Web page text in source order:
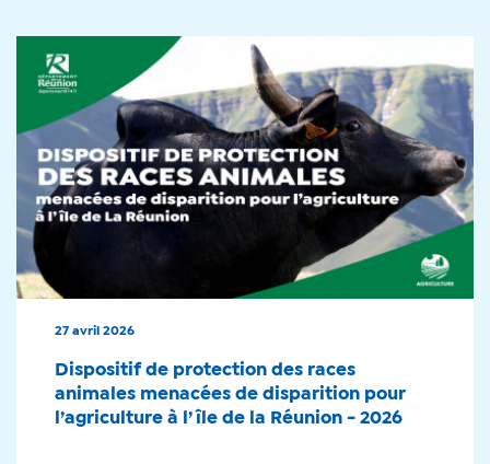
27 avril 2026
Dispositif de protection des races
animales menacées de disparition pour
l’agriculture à l’île de la Réunion - 2026